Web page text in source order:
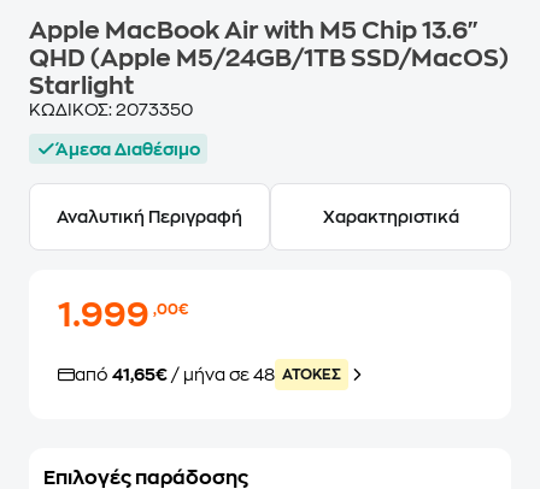
Apple MacBook Air with M5 Chip 13.6"
QHD (Apple M5/24GB/1TB SSD/MacOS)
Starlight
ΚΩΔΙΚΟΣ: 2073350
Άμεσα Διαθέσιμο
Αναλυτική Περιγραφή Χαρακτηριστικά
1.999,00€
από 41,65€ / μήνα σε 48 ATOKEΣ
Επιλογές παράδοσης